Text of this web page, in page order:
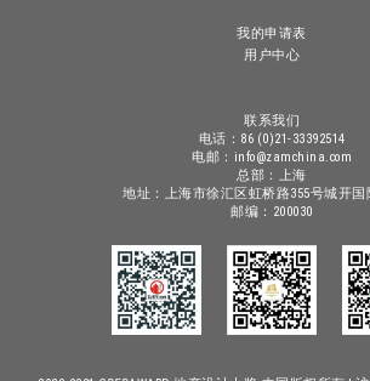
我的申请表
用户中心
联系我们
电话：86 (0)21-33392514
电邮：info@zamchina.com
总部：上海
地址：上海市徐汇区虹桥路355号城开国
邮编：200030